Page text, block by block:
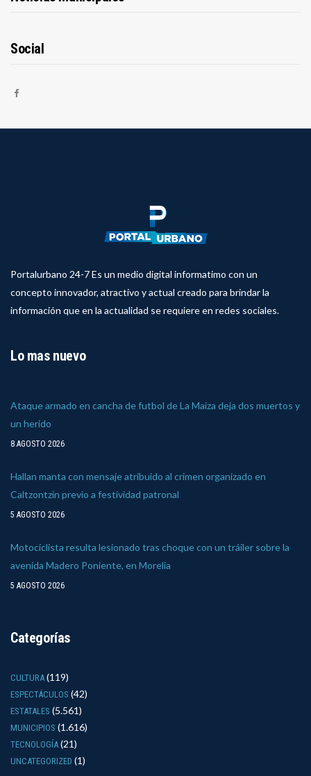
Social
Portalurbano 24-7 Es un medio digital informatimo con un
concepto innovador, atractivo y actual creado para brindar la
información que en la actualidad se requiere en redes sociales.
Lo mas nuevo
Ataque armado en cancha de futbol de La Maiza deja dos muertos y
un herido
8 AGOSTO 2026
Hallan manta con mensaje atribuido al crimen organizado en
Caltzontzin previo a festividad patronal
5 AGOSTO 2026
Motociclista resulta lesionado tras choque con un tráiler sobre la
avenida Madero Poniente, en Morelia
5 AGOSTO 2026
Categorías
CULTURA (119)
ESPECTÁCULOS (42)
ESTATALES (5.561)
MUNICIPIOS (1.616)
TECNOLOGÍA (21)
UNCATEGORIZED (1)